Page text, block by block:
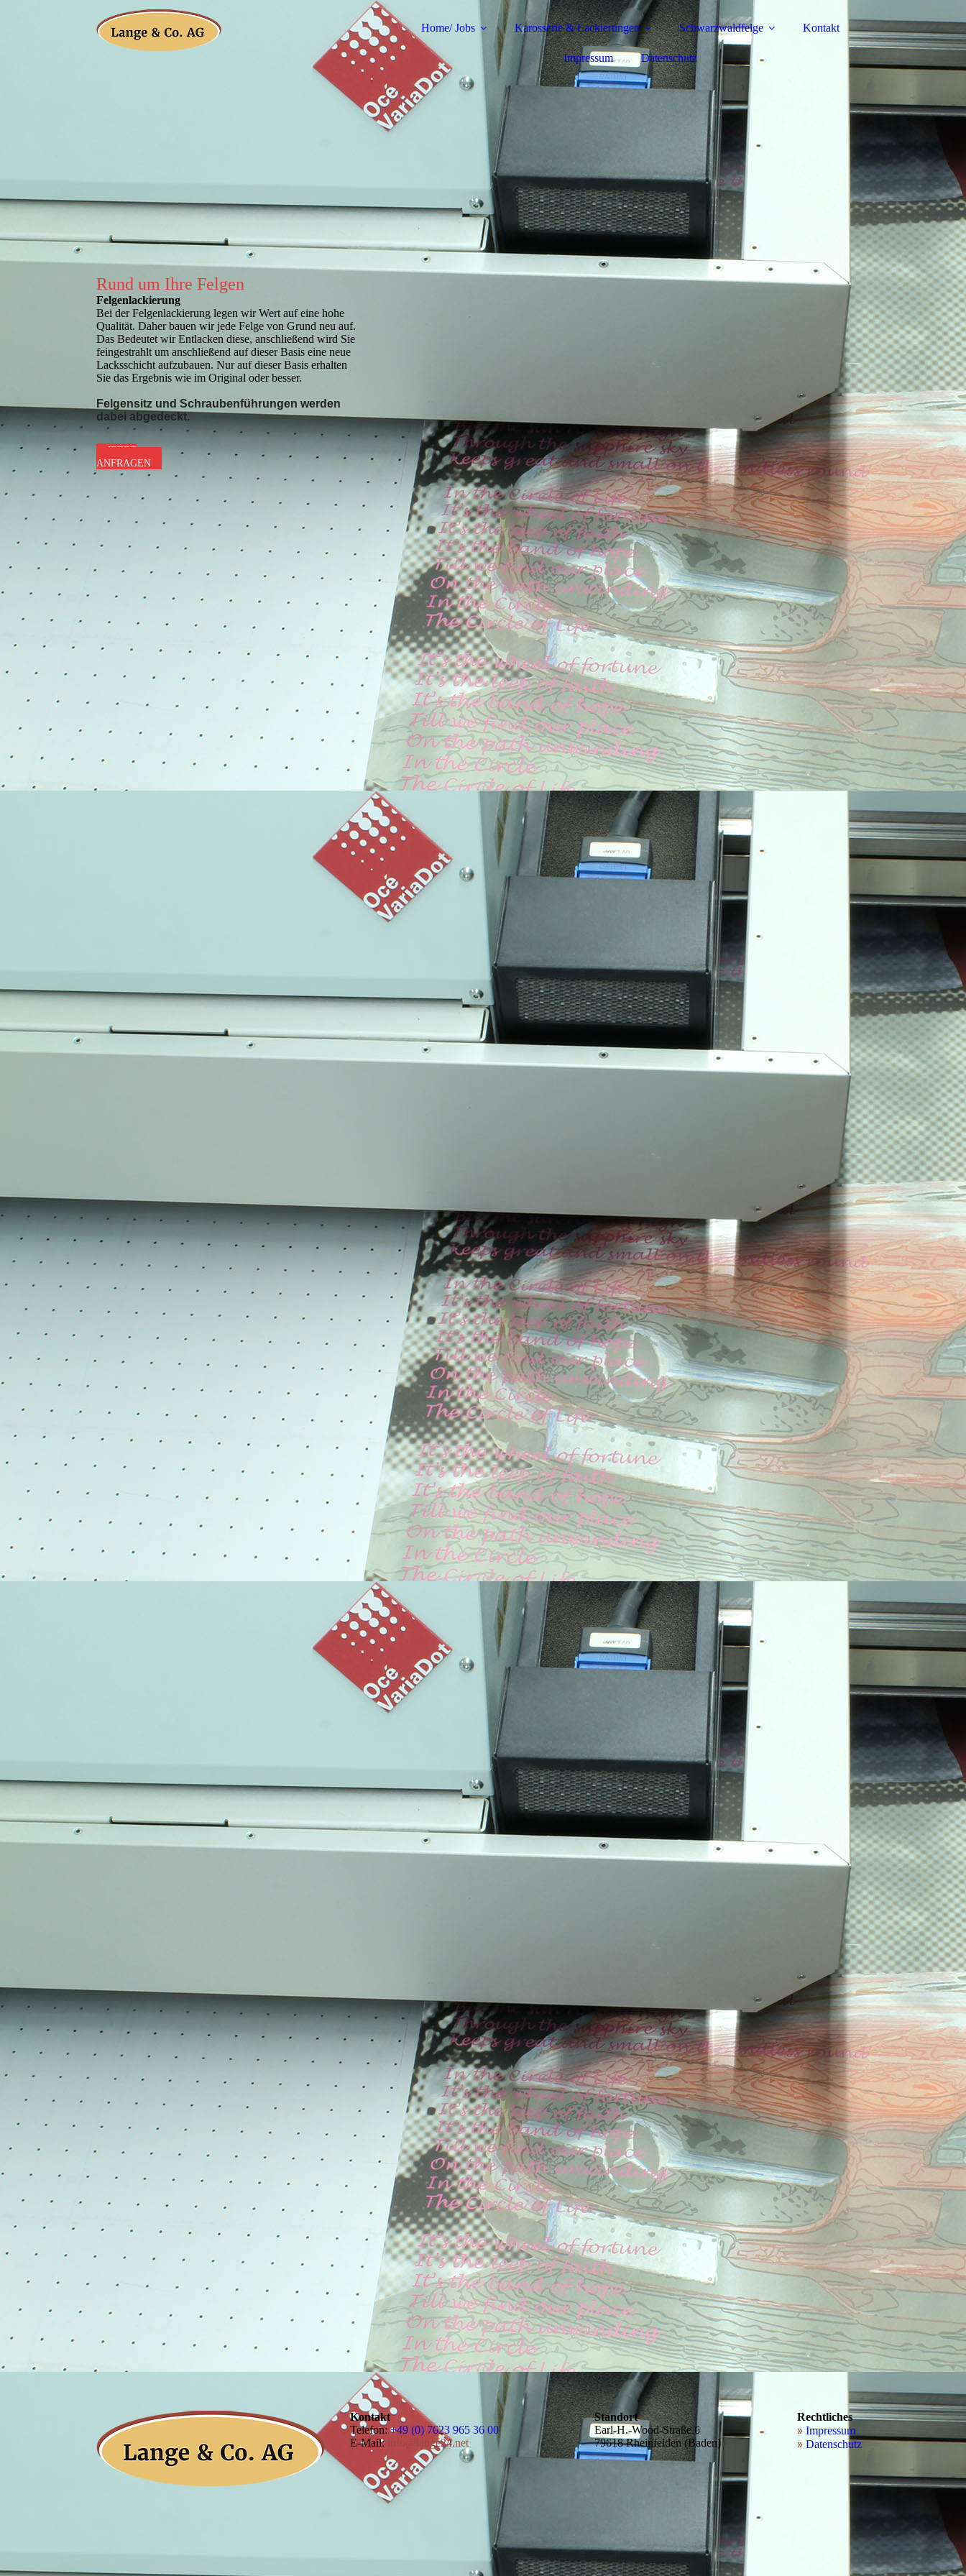
Home/ Jobs Karosserie & Lackierungen Schwarzwaldfelge Kontakt
Impressum Datenschutz
Rund um Ihre Felgen
Felgenlackierung
Bei der Felgenlackierung legen wir Wert auf eine hohe
Qualität. Daher bauen wir jede Felge von Grund neu auf.
Das Bedeutet wir Entlacken diese, anschließend wird Sie
feingestrahlt um anschlie­ßend auf dieser Basis eine neue
Lacksschicht aufzubauen. Nur auf dieser Basis erhal­ten
Sie das Ergebnis wie im Original oder besser.
Felgensitz und Schraubenführungen werden
dabei abgedeckt.
JETZT
ANFRAGEN
Kontakt
Telefon:+49 (0) 7623 965 36 00
E-Mail: info@lange24.net
Standort
Earl-H.-Wood-Straße 6
79618 Rheinfelden (Baden)
Rechtliches
» Impressum
» Datenschutz